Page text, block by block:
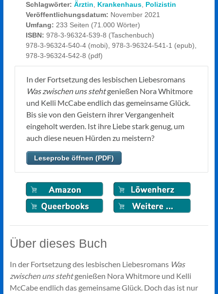
Schlagwörter: Ärztin, Krankenhaus, Polizistin
Veröffentlichungsdatum: November 2021
Umfang: 233 Seiten (71.000 Wörter)
ISBN: 978-3-96324-539-8 (Taschenbuch)
978-3-96324-540-4 (mobi), 978-3-96324-541-1 (epub),
978-3-96324-542-8 (pdf)
In der Fortsetzung des lesbischen Liebesromans
Was zwischen uns stehtgenießen Nora Whitmore
und Kelli McCabe endlich das gemeinsame Glück.
Bis sie von den Geistern ihrer Vergangenheit
eingeholt werden. Ist ihre Liebe stark genug, um
auch diese neuen Hürden zu meistern?
Leseprobe öffnen (PDF)
Über dieses Buch
In der Fortsetzung des lesbischen Liebesromans Was
zwischen uns stehtgenießen Nora Whitmore und Kelli
McCabe endlich das gemeinsame Glück. Doch das ist nur